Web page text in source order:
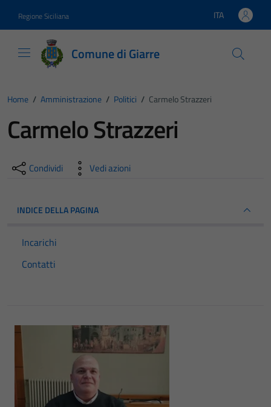
Regione Siciliana Lingua attiva:
ITA
Comune di Giarre
Home / Amministrazione / Politici / Carmelo Strazzeri
Carmelo Strazzeri
Condividi Vedi azioni
INDICE DELLA PAGINA
Incarichi
Contatti